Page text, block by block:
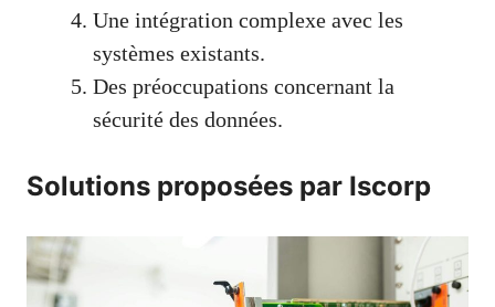
Une intégration complexe avec les
systèmes existants.
Des préoccupations concernant la
sécurité des données.
Solutions proposées par Iscorp